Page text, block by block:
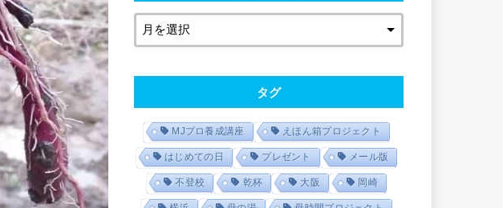
タグ
MJプロ養成講座 えほん箱プロジェクト
はじめての日 プレゼント メール版
不登校 乾杯 大阪 岡崎